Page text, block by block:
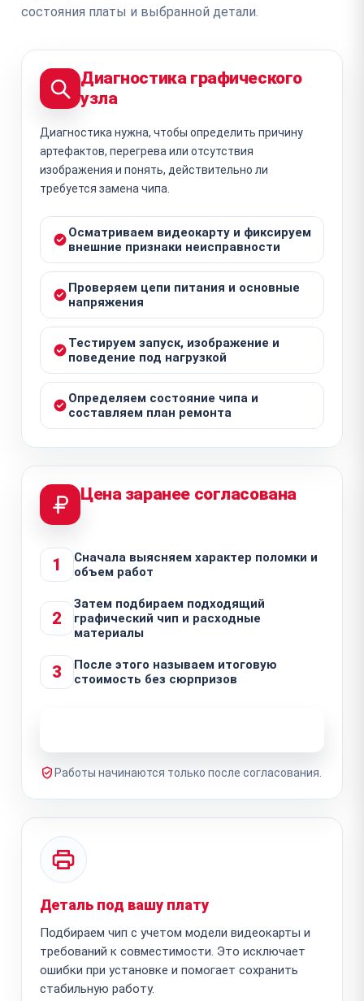
состояния платы и выбранной детали.
Диагностика графического
узла
Диагностика нужна, чтобы определить причину
артефактов, перегрева или отсутствия
изображения и понять, действительно ли
требуется замена чипа.
Осматриваем видеокарту и фиксируем
внешние признаки неисправности
Проверяем цепи питания и основные
напряжения
Тестируем запуск, изображение и
поведение под нагрузкой
Определяем состояние чипа и
составляем план ремонта
Цена заранее согласована
1
Сначала выясняем характер поломки и
объем работ
2
Затем подбираем подходящий
графический чип и расходные
материалы
3
После этого называем итоговую
стоимость без сюрпризов
Работы начинаются только после согласования.
Деталь под вашу плату
Подбираем чип с учетом модели видеокарты и
требований к совместимости. Это исключает
ошибки при установке и помогает сохранить
стабильную работу.